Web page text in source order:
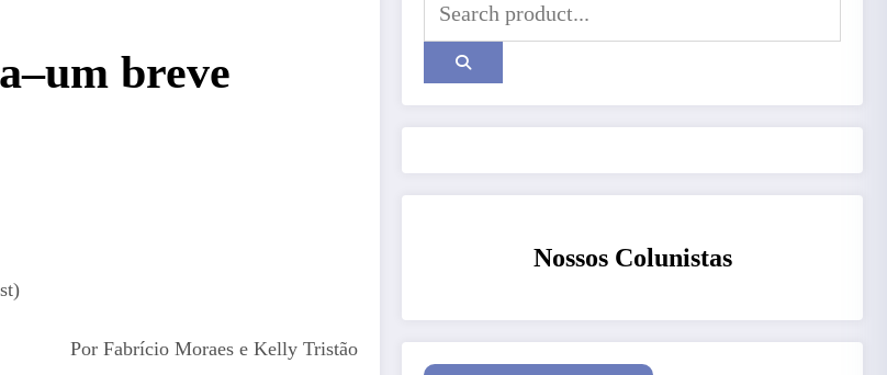
breve
Por Fabrício Moraes e Kelly Tristão
Nossos Colunistas